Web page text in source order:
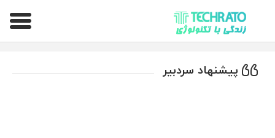
تکراتو – زندگی با تکنولوژی
پیشنهاد سردبیر